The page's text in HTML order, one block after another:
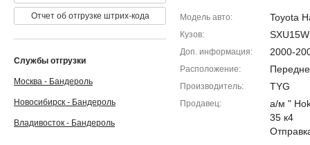
Модель авто Toyota
Кузов SXU15W
Доп. информация 2000-
Расположение
Производитель TYG
Продавец
а/м "
35 к4
Отчет об отгрузке штрих-кода
Службы отгрузки
Москва - Бандероль
Новосибирск - Бандероль
Владивосток - Бандероль